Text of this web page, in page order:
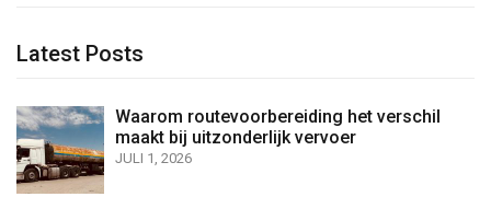
Latest Posts
Waarom routevoorbereiding het verschil
maakt bij uitzonderlijk vervoer
JULI 1, 2026